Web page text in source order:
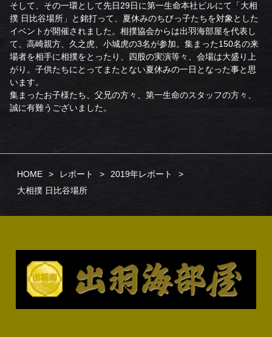
そして、その一環として先日29日に第一生命本社ビルにて「大相
撲 日比谷場所」と銘打って、夏休みのちびっ子たちを対象とした
イベントが開催されました。相撲協会からは出羽海部屋を代表し
て、高崎親方、久之虎、小城虎の3名が参加。集まった150名の来
場者を相手に相撲をとったり、四股の実演等々、会場は大盛り上
がり。子供たちにとってまたとない夏休みの一日となった事と思
います。
集まったお子様たち、父兄の方々、第一生命のスタッフの方々、
誠に有難うございました。
HOME レポート
2019年レポート
大相撲 日比谷場所